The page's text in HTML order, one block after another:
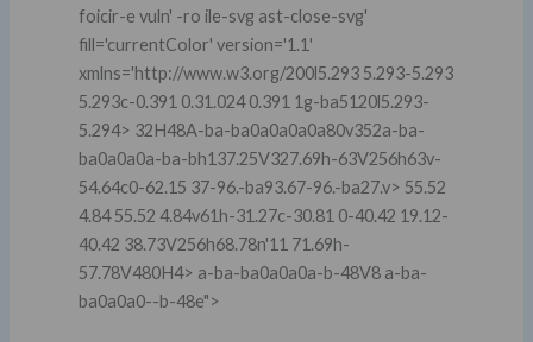
foicir-e vuln' -ro ile-svg ast-close-svg'
fill='currentColor' version='1.1'
xmlns='http://www.w3.org/200l5.293 5.293-5.293
5.293c-0.391 0.31.024 0.391 1g-ba5120l5.293-
5.294> 32H48A-ba-ba0a0a0a0a80v352a-ba-
ba0a0a0a-ba-bh137.25V327.69h-63V256h63v-
54.64c0-62.15 37-96.-ba93.67-96.-ba27.v> 55.52
4.84 55.52 4.84v61h-31.27c-30.81 0-40.42 19.12-
40.42 38.73V256h68.78n'11 71.69h-
57.78V480H4> a-ba-ba0a0a0a-b-48V8 a-ba-
ba0a0a0--b-48e">